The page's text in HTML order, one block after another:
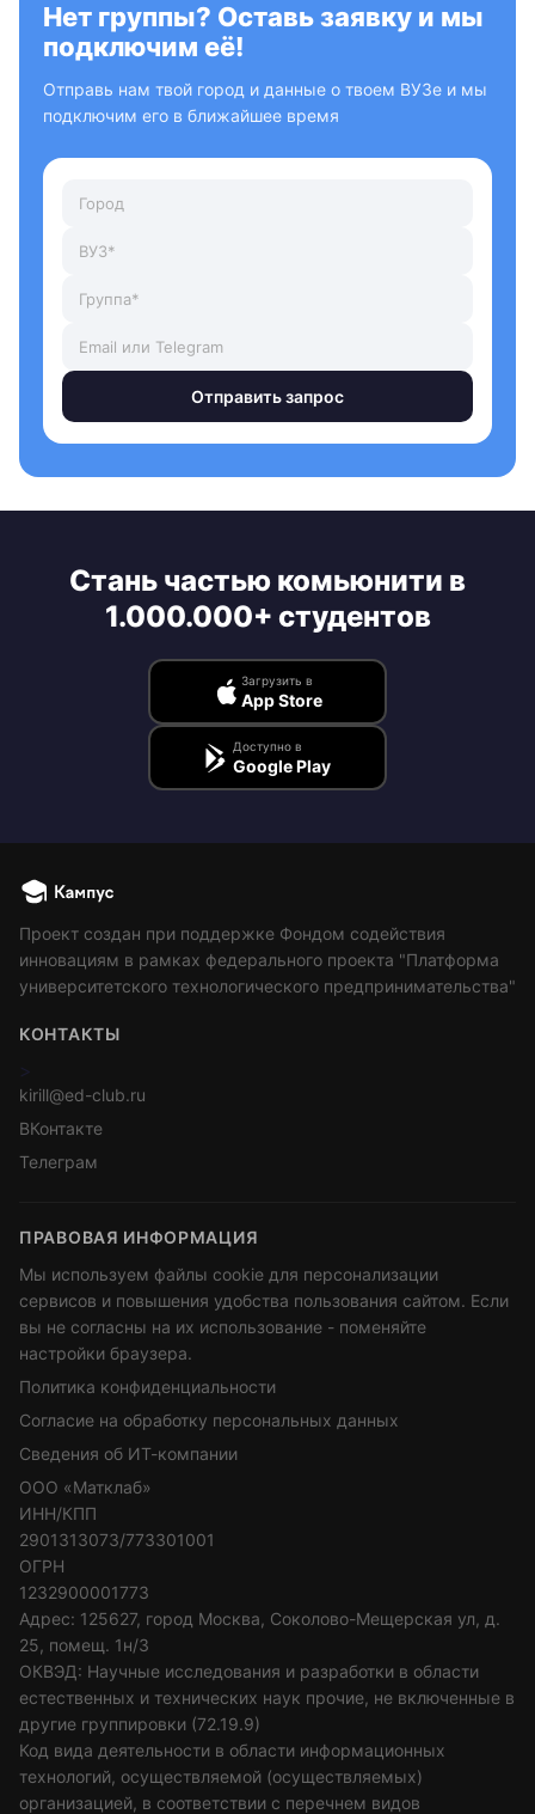
Нет группы? Оставь заявку и мы
подключим её!
Отправь нам твой город и данные о твоем ВУЗе и мы
подключим его в ближайшее время
Отправить запрос
Стань частью комьюнити в
1.000.000+ студентов
Загрузить в
App Store
Доступно в
Google Play
Проект создан при поддержке Фондом содействия
инновациям в рамках федерального проекта "Платформа
университетского технологического предпринимательства"
КОНТАКТЫ
>
kirill@ed-club.ru
ВКонтакте
Телеграм
ПРАВОВАЯ ИНФОРМАЦИЯ
Мы используем файлы cookie для персонализации
сервисов и повышения удобства пользования сайтом. Если
вы не согласны на их использование - поменяйте
настройки браузера.
Политика конфиденциальности
Согласие на обработку персональных данных
Сведения об ИТ-компании
ООО «Матклаб»
ИНН/КПП
2901313073/773301001
ОГРН
1232900001773
Адрес: 125627, город Москва, Соколово-Мещерская ул, д.
25, помещ. 1н/3
ОКВЭД: Научные исследования и разработки в области
естественных и технических наук прочие, не включенные в
другие группировки (72.19.9)
Код вида деятельности в области информационных
технологий, осуществляемой (осуществляемых)
организацией, в соответствии с перечнем видов